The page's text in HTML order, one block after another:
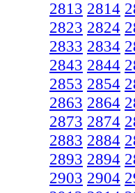
2813 2814
2823 2824
2833 2834
2843 2844
2853 2854
2863 2864
2873 2874
2883 2884
2893 2894
2903 2904